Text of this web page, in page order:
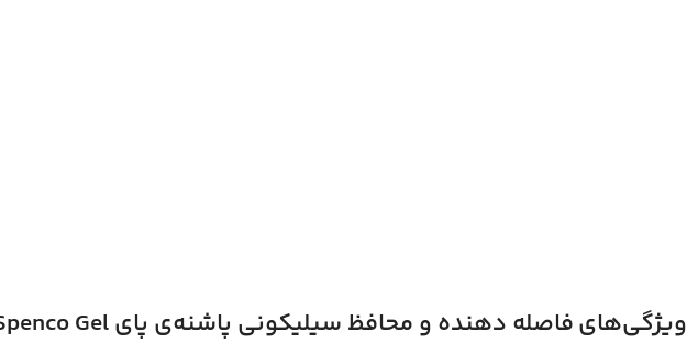
ویژگی‌هایفاصله دهنده و محافظ سیلیکونی پاشنه‌ی پای Spenco Gel